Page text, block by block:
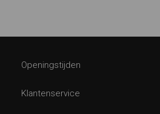
Openingstijden
Klantenservice